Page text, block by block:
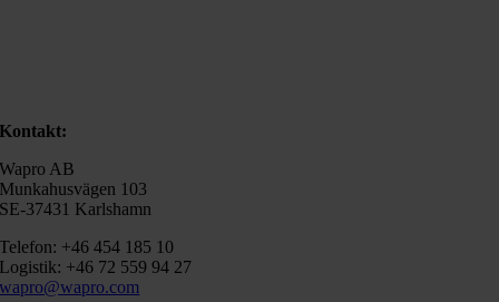
Kontakt:
Wapro AB
Munkahusvägen 103
SE-37431 Karlshamn
Telefon: +46 454 185 10
Logistik: +46 72 559 94 27
wapro@wapro.com